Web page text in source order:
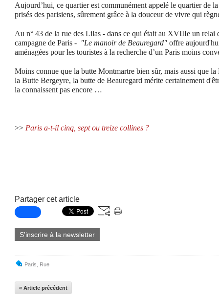
Aujourd’hui, ce quartier est communément appelé le quartier de
prisés des parisiens, sûrement grâce à la douceur de vivre qui
Au n° 43 de la rue des Lilas - dans ce qui était au XVIIIe un relai
campagne de Paris - "Le manoir de Beauregard" offre
aménagées pour les touristes à la recherche d’un Paris moins
Moins connue que la butte Montmartre bien sûr, mais aussi que
la Butte Bergeyre, la butte de Beauregard mérite certainement
la connaissent pas encore …
>> Paris a-t-il cinq, sept ou treize collines ?
Partager cet article
S'inscrire à la newsletter
Paris Rue
« Article précédent